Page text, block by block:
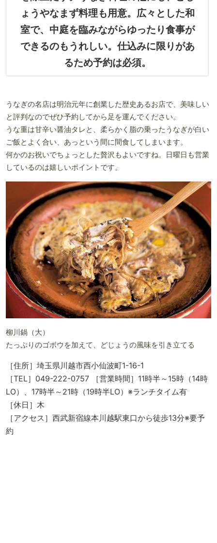
ょうやなまず料理も用意。広々とした和
室で、中庭を臨みながらゆったり食事が
できるのもうれしい。仕込みに限りがあ
るため予約は必須。
うなぎの名店は明治元年に創業した歴史あるお店で、美味しい
と評判なのでぜひ予約してから足を運んでください。
うな重は甘辛い醤油タレと、柔らかく脂の乗ったうなぎが白い
ご飯とよく合い、あっという間に間食してしまいます。
何かのお祝いでちょっとした贅沢もよいですね。日曜日も営業
しているのは嬉しいポイントです。
柳川鍋（大）
たっぷりのゴボウを加えて、どじょうの風味を引き立てる
［住所］埼玉県川越市西小仙波町1-16-1
［TEL］049-222-0757 ［営業時間］11時半～15時（14時
LO）、17時半～21時（19時半LO）※ランチタイム有
［休日］木
［アクセス］西武新宿線本川越駅東口から徒歩13分※要予
約